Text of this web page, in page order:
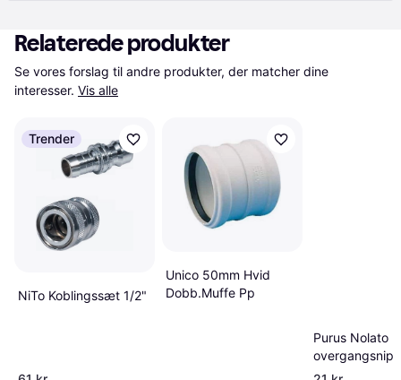
Relaterede produkter
Se vores forslag til andre produkter, der matcher dine
interesser. Vis alle
Trender
NiTo Koblingssæt 1/2"
Unico 50mm Hvid
Dobb.Muffe Pp
Purus Nolato
1"-32 mm